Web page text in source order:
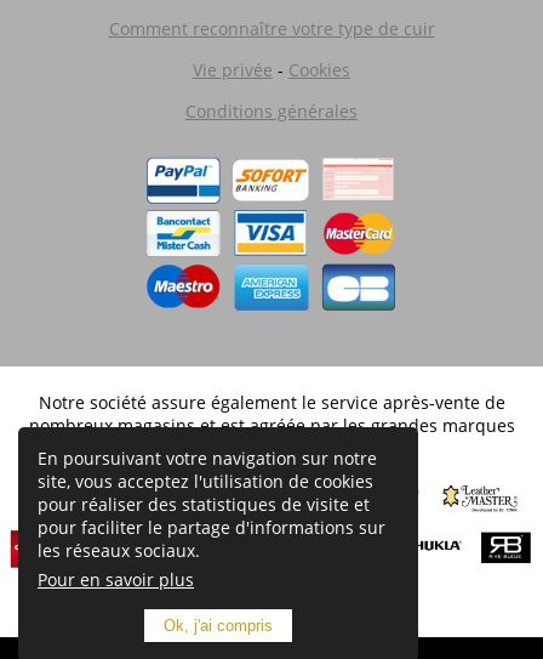
Comment reconnaître votre type de cuir
Vie privée - Cookies
Conditions générales
Notre société assure également le service après-vente de
nombreux magasins et est agréée par les grandes marques
distribuées en Belgique.
En poursuivant votre navigation sur notre
site, vous acceptez l'utilisation de cookies
pour réaliser des statistiques de visite et
pour faciliter le partage d'informations sur
les réseaux sociaux.
Pour en savoir plus
Ok, j'ai compris